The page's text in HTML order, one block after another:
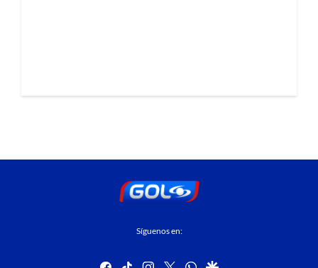
Síguenos en:
facebook
tiktok instagram
twitterwhatsapp
google